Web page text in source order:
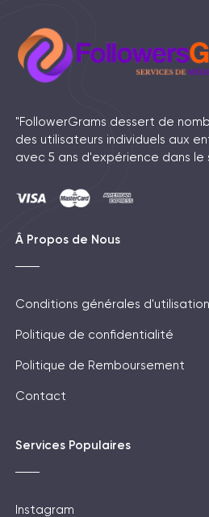
"FollowerGrams dessert de
des utilisateurs individuels aux
avec 5 ans d'expérience dans le
Â Propos de Nous
Conditions générales d'utilisation
Politique de confidentialité
Politique de Remboursement
Contact
Services Populaires
Instagram